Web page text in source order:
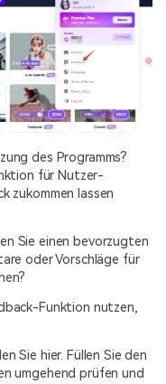
des Programms?
für Nutzer-
zukommen lassen
Sie einen bevorzugten
oder Vorschläge für
Funktion nutzen,
Sie hier. Füllen Sie den
umgehend prüfen und